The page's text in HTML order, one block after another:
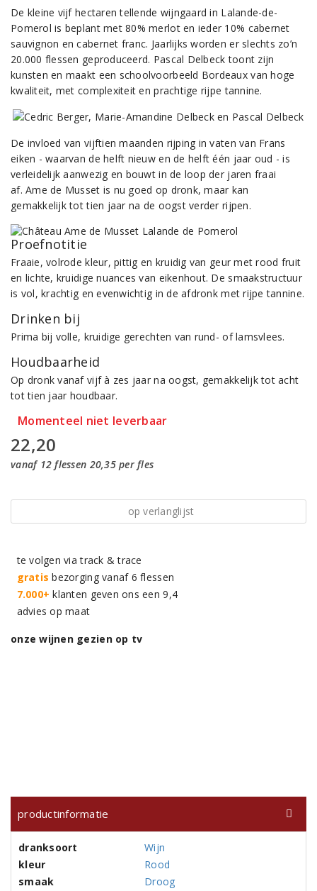
De kleine vijf hectaren tellende wijngaard in Lalande-de-
Pomerol is beplant met 80% merlot en ieder 10% cabernet
sauvignon en cabernet franc. Jaarlijks worden er slechts zo’n
20.000 flessen geproduceerd. Pascal Delbeck toont zijn
kunsten en maakt een schoolvoorbeeld Bordeaux van hoge
kwaliteit, met complexiteit en prachtige rijpe tannine.
De invloed van vijftien maanden rijping in vaten van Frans
eiken - waarvan de helft nieuw en de helft één jaar oud - is
verleidelijk aanwezig en bouwt in de loop der jaren fraai
af. Ame de Musset is nu goed op dronk, maar kan
gemakkelijk tot tien jaar na de oogst verder rijpen.
Proefnotitie
Fraaie, volrode kleur, pittig en kruidig van geur met rood fruit
en lichte, kruidige nuances van eikenhout. De smaakstructuur
is vol, krachtig en evenwichtig in de afdronk met rijpe tannine.
Drinken bij
Prima bij volle, kruidige gerechten van rund- of lamsvlees.
Houdbaarheid
Op dronk vanaf vijf à zes jaar na oogst, gemakkelijk tot acht
tot tien jaar houdbaar.
Momenteel niet leverbaar
22,20
vanaf 12 flessen 20,35 per fles
op verlanglijst
te volgen via track & trace
gratis bezorging vanaf 6 flessen
7.000+ klanten geven ons een 9,4
advies op maat
onze wijnen gezien op tv
productinformatie
dranksoort
Wijn
kleur
Rood
smaak
Droog